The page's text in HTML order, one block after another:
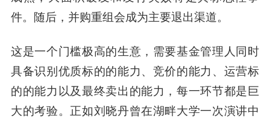
件。随后，并购重组会成为主要退出渠道。
这是一个门槛极高的生意，需要基金管理人同时
具备识别优质标的的能力、竞价的能力、运营标
的的能力以及最终卖出的能力，每一环节都是巨
大的考验。正如刘晓丹曾在湖畔大学一次演讲中